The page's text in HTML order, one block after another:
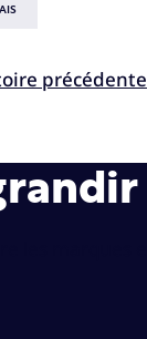
précédente